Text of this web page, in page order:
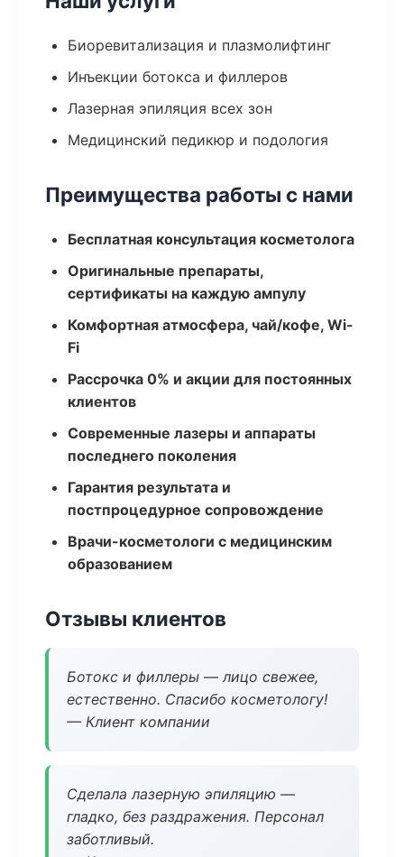
Биоревитализация и плазмолифтинг
Инъекции ботокса и филлеров
Лазерная эпиляция всех зон
Медицинский педикюр и подология
Преимущества работы с нами
Бесплатная консультация косметолога
Оригинальные препараты,
сертификаты на каждую ампулу
Комфортная атмосфера, чай/кофе, Wi-
Fi
Рассрочка 0% и акции для постоянных
клиентов
Современные лазеры и аппараты
последнего поколения
Гарантия результата и
постпроцедурное сопровождение
Врачи-косметологи с медицинским
образованием
Отзывы клиентов
Ботокс и филлеры — лицо свежее,
естественно. Спасибо косметологу!
— Клиент компании
Сделала лазерную эпиляцию —
гладко, без раздражения. Персонал
заботливый.